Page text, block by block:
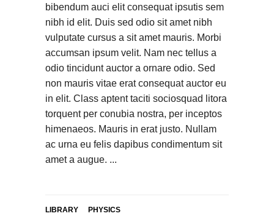
bibendum auci elit consequat ipsutis sem
nibh id elit. Duis sed odio sit amet nibh
vulputate cursus a sit amet mauris. Morbi
accumsan ipsum velit. Nam nec tellus a
odio tincidunt auctor a ornare odio. Sed
non mauris vitae erat consequat auctor eu
in elit. Class aptent taciti sociosquad litora
torquent per conubia nostra, per inceptos
himenaeos. Mauris in erat justo. Nullam
ac urna eu felis dapibus condimentum sit
amet a augue.
LIBRARY PHYSICS